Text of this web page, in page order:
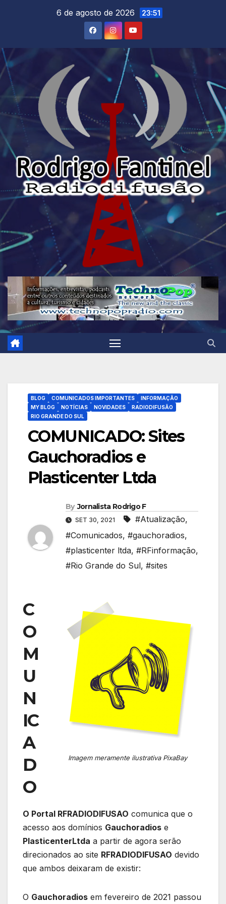
6 de agosto de 2026 23:51
BLOG COMUNICADOS IMPORTANTES
INFORMAÇÃO
MY BLOG
NOTÍCIAS NOVIDADES
RADIODIFUSÃO
RIO GRANDE DO SUL
COMUNICADO: Sites
Gauchoradios e
Plasticenter Ltda
By Jornalista Rodrigo F
SET 30, 2021 #Atualização,
#Comunicados, #gauchoradios,
#plasticenter ltda, #RFinformação,
#Rio Grande do Sul, #sites
Imagem meramente ilustrativa PixaBay
C
O
M
U
N
IC
A
D
O
O Portal RFRADIODIFUSAO comunica que o
acesso aos domínios Gauchoradios e
PlasticenterLtda a partir de agora serão
direcionados ao site RFRADIODIFUSAO devido
que ambos deixaram de existir:
O Gauchoradios em fevereiro de 2021 passou